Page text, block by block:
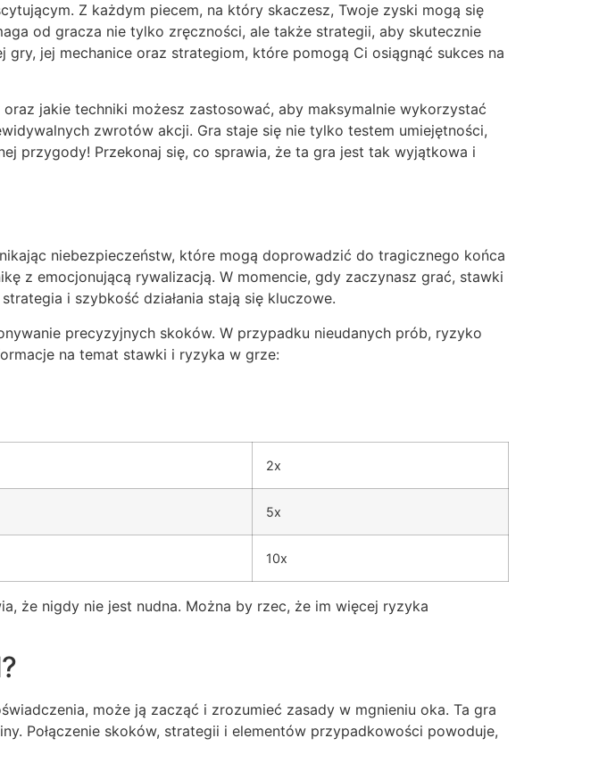
Z każdym piecem, na który skaczesz, Twoje zyski mogą się
od gracza nie tylko zręczności, ale także strategii, aby skutecznie
jej mechanice oraz strategiom, które pomogą Ci osiągnąć sukces na
oraz jakie techniki możesz zastosować, aby maksymalnie wykorzystać
zwrotów akcji. Gra staje się nie tylko testem umiejętności,
przygody! Przekonaj się, co sprawia, że ta gra jest tak wyjątkowa i
niebezpieczeństw, które mogą doprowadzić do tragicznego końca
z emocjonującą rywalizacją. W momencie, gdy zaczynasz grać, stawki
i szybkość działania stają się kluczowe.
precyzyjnych skoków. W przypadku nieudanych prób, ryzyko
na temat stawki i ryzyka w grze:
2x
5x
10x
że nigdy nie jest nudna. Można by rzec, że im więcej ryzyka
?
może ją zacząć i zrozumieć zasady w mgnieniu oka. Ta gra
Połączenie skoków, strategii i elementów przypadkowości powoduje,